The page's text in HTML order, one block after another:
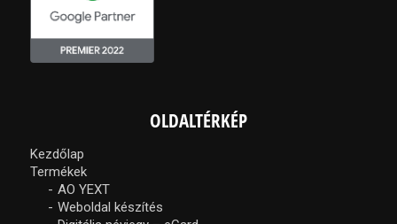
OLDALTÉRKÉP
Kezdőlap
Termékek
AO YEXT
Weboldal készítés